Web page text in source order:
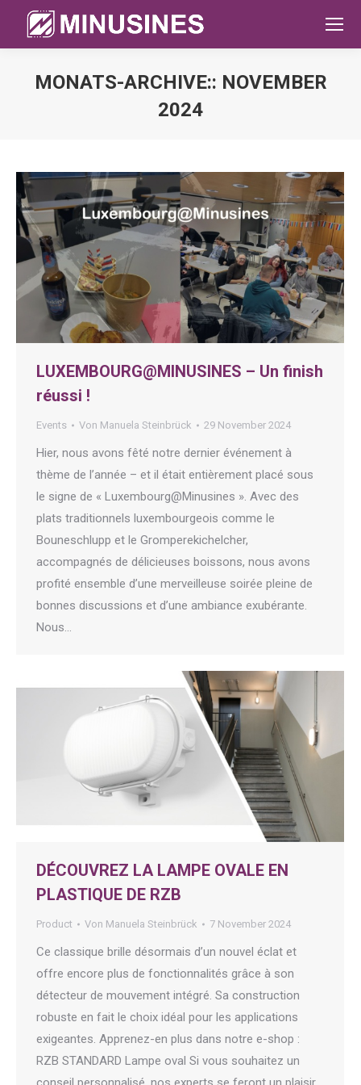
MONATS-ARCHIVE:: NOVEMBER
2024
LUXEMBOURG@MINUSINES – Un finish
réussi !
Events Von Manuela Steinbrück 29 November 2024
Hier, nous avons fêté notre dernier événement à
thème de l’année – et il était entièrement placé sous
le signe de « Luxembourg@Minusines ». Avec des
plats traditionnels luxembourgeois comme le
Bouneschlupp et le Gromperekichelcher,
accompagnés de délicieuses boissons, nous avons
profité ensemble d’une merveilleuse soirée pleine de
bonnes discussions et d’une ambiance exubérante.
Nous…
DÉCOUVREZ LA LAMPE OVALE EN
PLASTIQUE DE RZB
Product Von Manuela Steinbrück 7 November 2024
Ce classique brille désormais d’un nouvel éclat et
offre encore plus de fonctionnalités grâce à son
détecteur de mouvement intégré. Sa construction
robuste en fait le choix idéal pour les applications
exigeantes. Apprenez-en plus dans notre e-shop :
RZB STANDARD Lampe oval Si vous souhaitez un